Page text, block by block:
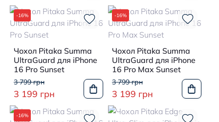
-16%
Чохол Pitaka Summa
UltraGuard для iPhone
16 Pro Sunset
3 799 грн
3 199 грн
-16%
Чохол Pitaka Summa
UltraGuard для iPhone
16 Pro Max Sunset
3 799 грн
3 199 грн
-16%